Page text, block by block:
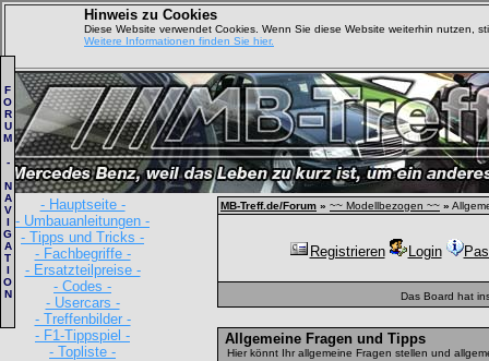
Hinweis zu Cookies
Diese Website verwendet Cookies. Wenn Sie diese Website weiterhin nutzen,
Weitere Informationen finden Sie hier.
- Hauptseite -
- Umbauanleitungen -
- Tipps und Tricks -
- Fachbegriffe -
- Ersatzteilpreise -
- Codes -
- Usercars -
- Treffenbilder -
- F1-Tippspiel -
- Topliste -
F
O
R
U
M
-
N
A
V
I
G
A
T
I
O
N
MB-Treff.de/Forum » ~~ Modellbezogen ~~ »
Registrieren Login
Das Board hat
Allgemeine Fragen und Tipps
Hier könnt Ihr allgemeine Fragen stellen und